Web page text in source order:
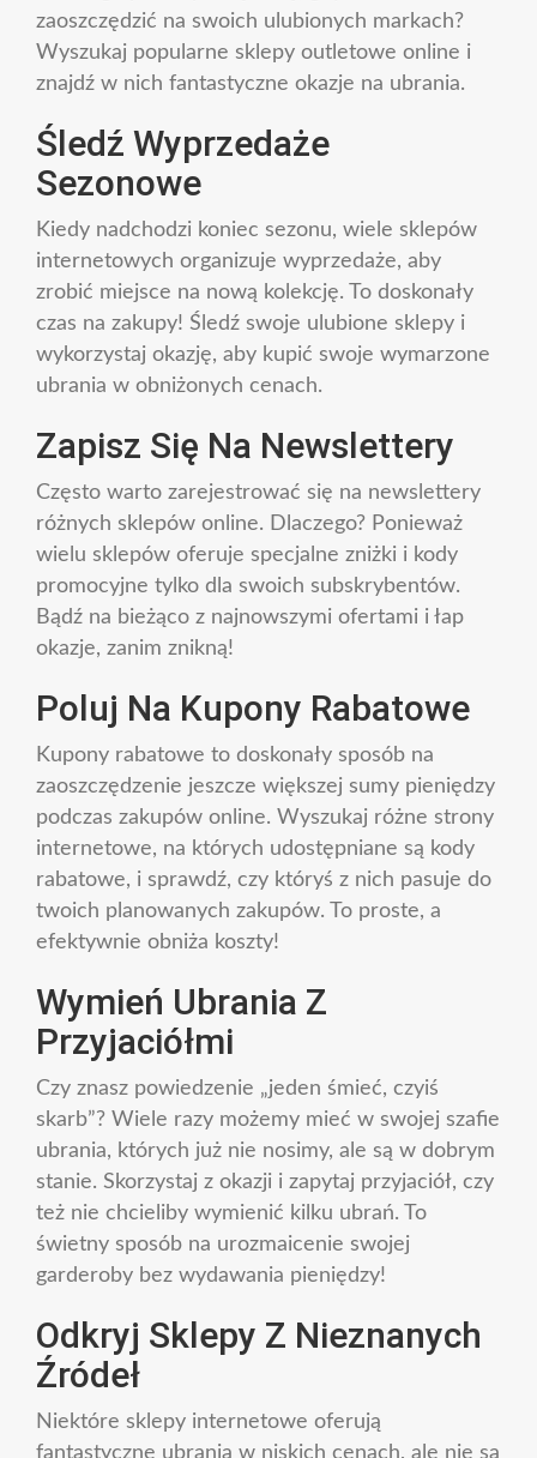
zaoszczędzić na swoich ulubionych markach?
Wyszukaj popularne sklepy outletowe online i
znajdź w nich fantastyczne okazje na ubrania.
Śledź Wyprzedaże
Sezonowe
Kiedy nadchodzi koniec sezonu, wiele sklepów
internetowych organizuje wyprzedaże, aby
zrobić miejsce na nową kolekcję. To doskonały
czas na zakupy! Śledź swoje ulubione sklepy i
wykorzystaj okazję, aby kupić swoje wymarzone
ubrania w obniżonych cenach.
Zapisz Się Na Newslettery
Często warto zarejestrować się na newslettery
różnych sklepów online. Dlaczego? Ponieważ
wielu sklepów oferuje specjalne zniżki i kody
promocyjne tylko dla swoich subskrybentów.
Bądź na bieżąco z najnowszymi ofertami i łap
okazje, zanim znikną!
Poluj Na Kupony Rabatowe
Kupony rabatowe to doskonały sposób na
zaoszczędzenie jeszcze większej sumy pieniędzy
podczas zakupów online. Wyszukaj różne strony
internetowe, na których udostępniane są kody
rabatowe, i sprawdź, czy któryś z nich pasuje do
twoich planowanych zakupów. To proste, a
efektywnie obniża koszty!
Wymień Ubrania Z
Przyjaciółmi
Czy znasz powiedzenie „jeden śmieć, czyiś
skarb”? Wiele razy możemy mieć w swojej szafie
ubrania, których już nie nosimy, ale są w dobrym
stanie. Skorzystaj z okazji i zapytaj przyjaciół, czy
też nie chcieliby wymienić kilku ubrań. To
świetny sposób na urozmaicenie swojej
garderoby bez wydawania pieniędzy!
Odkryj Sklepy Z Nieznanych
Źródeł
Niektóre sklepy internetowe oferują
fantastyczne ubrania w niskich cenach, ale nie są